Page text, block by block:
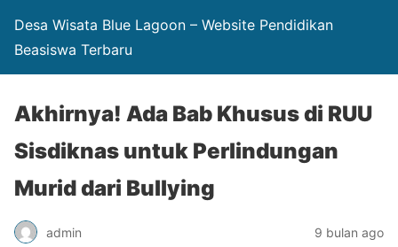
Desa Wisata Blue Lagoon – Website Pendidikan
Beasiswa Terbaru
Akhirnya! Ada Bab Khusus di RUU
Sisdiknas untuk Perlindungan
Murid dari Bullying
admin 9 bulan ago